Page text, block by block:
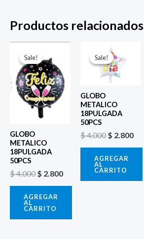
Productos relacionados
Sale!
Sale!
GLOBO
METALICO
18PULGADA
50PCS
$4.000
precio
original
era:
$ 4.000.
$ 2.800
es:
$ 2.800.
AGREGAR
AL
CARRITO
Sale!
Sale!
GLOBO
METALICO
18PULGADA
50PCS
$4.000
El
precio
original
era:
$ 4.000.
$ 2.800
AGREGAR
AL
CARRITO